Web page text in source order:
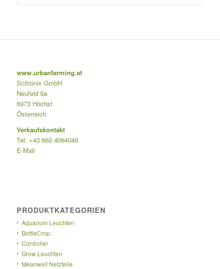
www.urbanfarming.at
Scitronix GmbH
Neufeld 6a
6973 Höchst
Österreich
Verkaufskontakt
Tel. +43 660 4064049
E-Mail
PRODUKTKATEGORIEN
Aquarium Leuchten
BottleCrop
Controller
Grow Leuchten
Meanwell Netzteile